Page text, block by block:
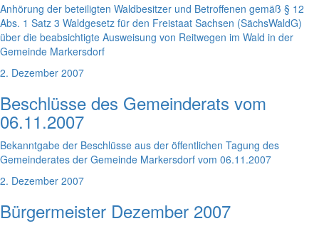
Anhörung der beteiligten Waldbesitzer und Betroffenen gemäß § 12
Abs. 1 Satz 3 Waldgesetz für den Freistaat Sachsen (SächsWaldG)
über die beabsichtigte Ausweisung von Reitwegen im Wald in der
Gemeinde Markersdorf
2. Dezember 2007
Beschlüsse des Gemeinderats vom
06.11.2007
Bekanntgabe der Beschlüsse aus der öffentlichen Tagung des
Gemeinderates der Gemeinde Markersdorf vom 06.11.2007
2. Dezember 2007
Bürgermeister Dezember 2007